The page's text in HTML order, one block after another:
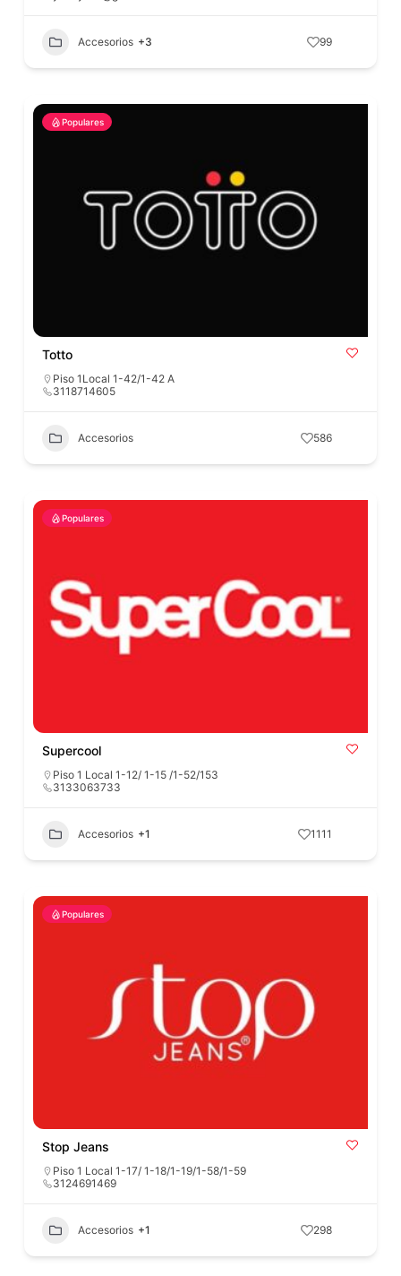
Accesorios +3 99
Populares
Totto
Piso 1Local 1-42/1-42 A
3118714605
Accesorios 586
Populares
Supercool
Piso 1 Local 1-12/ 1-15 /1-52/153
3133063733
Accesorios +1 1111
Populares
Stop Jeans
Piso 1 Local 1-17/ 1-18/1-19/1-58/1-59
3124691469
Accesorios +1 298